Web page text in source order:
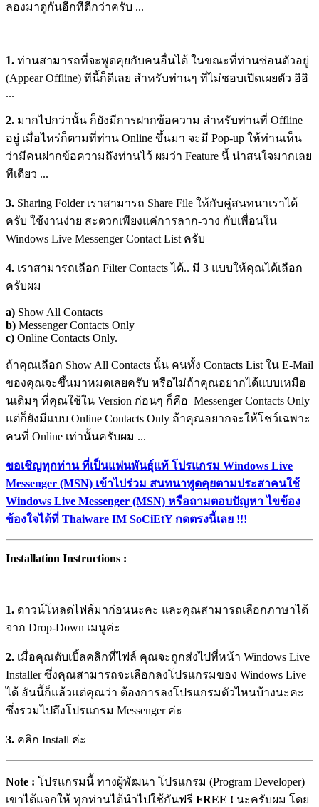
ลองมาดูกันอีกทีดีกว่าครับ ...
1. ท่านสามารถที่จะพูดคุยกับคนอื่นได้ ในขณะที่ท่านซ่อนตัวอยู่
(Appear Offline) ทีนี้ก็ดีเลย สำหรับท่านๆ ที่ไม่ชอบเปิดเผยตัว อิอิ
...
2. มากไปกว่านั้น ก็ยังมีการฝากข้อความ สำหรับท่านที่ Offline
อยู่ เมื่อไหร่ก็ตามที่ท่าน Online ขึ้นมา จะมี Pop-up ให้ท่านเห็น
ว่ามีคนฝากข้อความถึงท่านไว้ ผมว่า Feature นี้ น่าสนใจมากเลย
ทีเดียว ...
3. Sharing Folder เราสามารถ Share File ให้กับคู่สนทนาเราได้
ครับ ใช้งานง่าย สะดวกเพียงแค่การลาก-วาง กับเพื่อนใน
Windows Live Messenger Contact List ครับ
4. เราสามารถเลือก Filter Contacts ได้.. มี 3 แบบให้คุณได้เลือก
ครับผม
a) Show All Contacts
b) Messenger Contacts Only
c) Online Contacts Only.
ถ้าคุณเลือก Show All Contacts นั้น คนทั้ง Contacts List ใน E-Mail
ของคุณจะขึ้นมาหมดเลยครับ หรือไม่ถ้าคุณอยากได้แบบเหมือ
นเดิมๆ ที่คุณใช้ใน Version ก่อนๆ ก็คือ Messenger Contacts Only
แต่ก็ยังมีแบบ Online Contacts Only ถ้าคุณอยากจะให้โชว์เฉพาะ
คนที่ Online เท่านั้นครับผม ...
ขอเชิญทุกท่าน ที่เป็นแฟนพันธุ์แท้ โปรแกรม Windows Live
Messenger (MSN) เข้าไปร่วม สนทนาพูดคุยตามประสาคนใช้
Windows Live Messenger (MSN) หรือถามตอบปัญหา ไขข้อง
ข้องใจได้ที่ Thaiware IM SoCiEtY กดตรงนี้เลย !!!
Installation Instructions :
1. ดาวน์โหลดไฟล์มาก่อนนะคะ และคุณสามารถเลือกภาษาได้
จาก Drop-Down เมนูค่ะ
2. เมื่อคุณดับเบิ้ลคลิกที่ไฟล์ คุณจะถูกส่งไปที่หน้า Windows Live
Installer ซึ่งคุณสามารถจะเลือกลงโปรแกรมของ Windows Live
ได้ อันนี้ก็แล้วแต่คุณว่า ต้องการลงโปรแกรมตัวไหนบ้างนะคะ
ซึ่งรวมไปถึงโปรแกรม Messenger ค่ะ
3. คลิก Install ค่ะ
Note : โปรแกรมนี้ ทางผู้พัฒนา โปรแกรม (Program Developer)
เขาได้แจกให้ ทุกท่านได้นำไปใช้กันฟรี FREE ! นะครับผม โดย